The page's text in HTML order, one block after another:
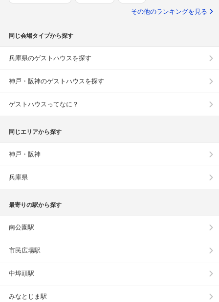
その他のランキングを見る
同じ会場タイプから探す
兵庫県のゲストハウスを探す
神戸・阪神のゲストハウスを探す
ゲストハウスってなに？
同じエリアから探す
神戸・阪神
兵庫県
最寄りの駅から探す
南公園駅
市民広場駅
中埠頭駅
みなとじま駅